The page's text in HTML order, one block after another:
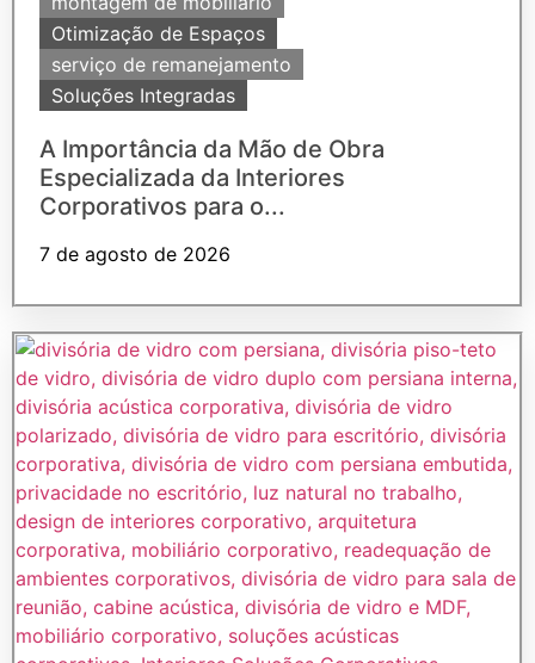
Otimização de Espaços
serviço de remanejamento
Soluções Integradas
A Importância da Mão de Obra
Especializada da Interiores
Corporativos para o...
7 de agosto de 2026